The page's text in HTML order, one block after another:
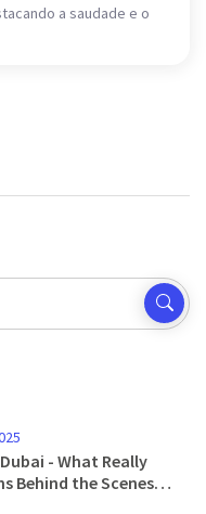
a saudade e o
- What Really
Behind the Scenes